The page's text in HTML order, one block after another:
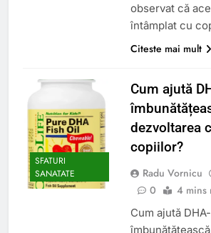
observat că
întâmplat cu
Citeste mai mult
SFATURI
SANATATE
Cum ajută
dezvoltarea
copiilor?
Radu Vornicu
0
4 mins
Cum ajută